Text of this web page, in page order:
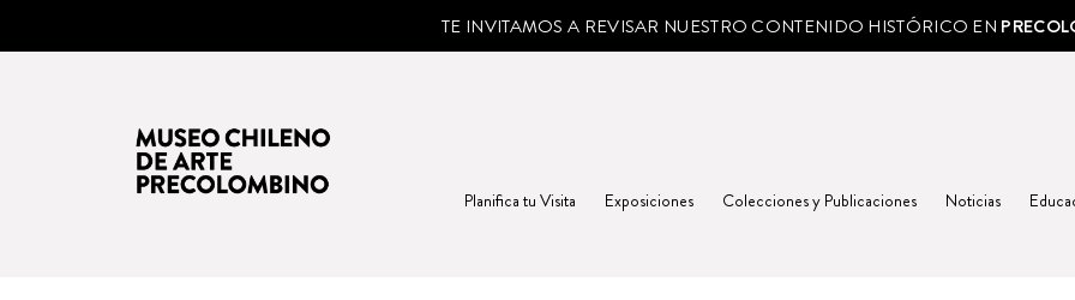
TE INVITAMOS A REVISAR NUESTRO CONTENIDO HISTÓRICO EN
Planifica tu Visita Exposiciones Colecciones y Publicaciones Noticias